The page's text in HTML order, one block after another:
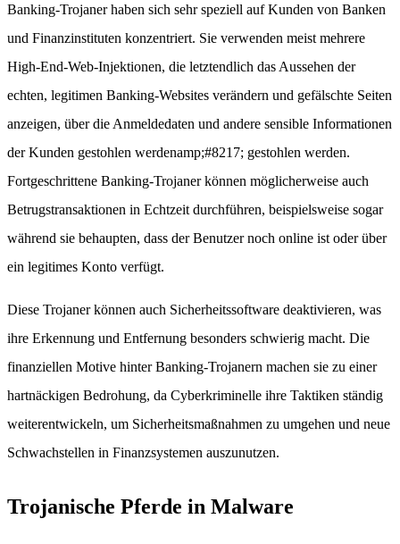
Banking-Trojaner haben sich sehr speziell auf Kunden von Banken
und Finanzinstituten konzentriert. Sie verwenden meist mehrere
High-End-Web-Injektionen, die letztendlich das Aussehen der
echten, legitimen Banking-Websites verändern und gefälschte Seiten
anzeigen, über die Anmeldedaten und andere sensible Informationen
der Kunden gestohlen werdenamp;#8217; gestohlen werden.
Fortgeschrittene Banking-Trojaner können möglicherweise auch
Betrugstransaktionen in Echtzeit durchführen, beispielsweise sogar
während sie behaupten, dass der Benutzer noch online ist oder über
ein legitimes Konto verfügt.
Diese Trojaner können auch Sicherheitssoftware deaktivieren, was
ihre Erkennung und Entfernung besonders schwierig macht. Die
finanziellen Motive hinter Banking-Trojanern machen sie zu einer
hartnäckigen Bedrohung, da Cyberkriminelle ihre Taktiken ständig
weiterentwickeln, um Sicherheitsmaßnahmen zu umgehen und neue
Schwachstellen in Finanzsystemen auszunutzen.
Trojanische Pferde in Malware